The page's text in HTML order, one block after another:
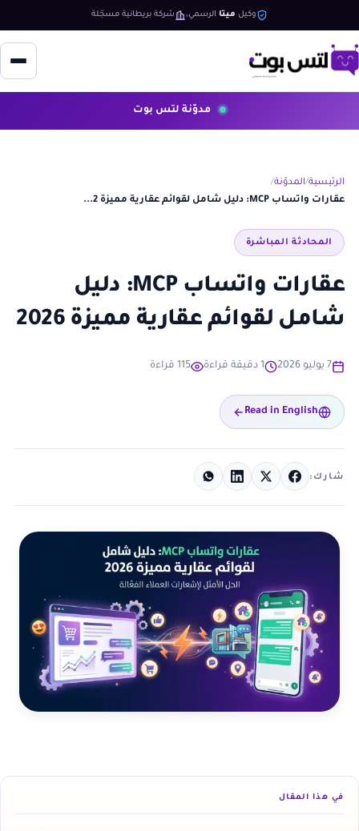
وكيل ميتا الرسمي شركة بريطانية مسجّلة
مدوّنة لتس بوت
الرئيسية المدوّنة
عقارات واتساب MCP: دليل شامل لقوائم عقارية مميزة 2...
المحادثة المباشرة
عقارات واتساب MCP: دليل
شامل لقوائم عقارية مميزة 2026
7 يوليو 2026 1 دقيقة قراءة 115 قراءة
Read in English
شارك:
في هذا المقال